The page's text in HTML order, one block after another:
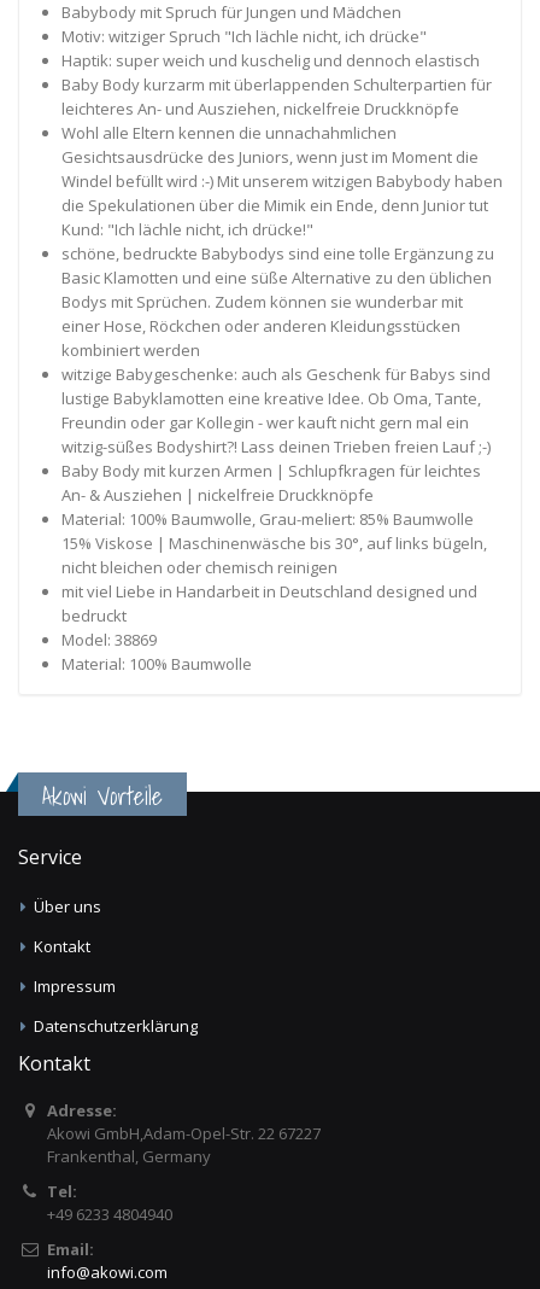
Babybody mit Spruch für Jungen und Mädchen
Motiv: witziger Spruch "Ich lächle nicht, ich drücke"
Haptik: super weich und kuschelig und dennoch elastisch
Baby Body kurzarm mit überlappenden Schulterpartien für
leichteres An- und Ausziehen, nickelfreie Druckknöpfe
Wohl alle Eltern kennen die unnachahmlichen
Gesichtsausdrücke des Juniors, wenn just im Moment die
Windel befüllt wird :-) Mit unserem witzigen Babybody haben
die Spekulationen über die Mimik ein Ende, denn Junior tut
Kund: "Ich lächle nicht, ich drücke!"
schöne, bedruckte Babybodys sind eine tolle Ergänzung zu
Basic Klamotten und eine süße Alternative zu den üblichen
Bodys mit Sprüchen. Zudem können sie wunderbar mit
einer Hose, Röckchen oder anderen Kleidungsstücken
kombiniert werden
witzige Babygeschenke: auch als Geschenk für Babys sind
lustige Babyklamotten eine kreative Idee. Ob Oma, Tante,
Freundin oder gar Kollegin - wer kauft nicht gern mal ein
witzig-süßes Bodyshirt?! Lass deinen Trieben freien Lauf ;-)
Baby Body mit kurzen Armen | Schlupfkragen für leichtes
An- & Ausziehen | nickelfreie Druckknöpfe
Material: 100% Baumwolle, Grau-meliert: 85% Baumwolle
15% Viskose | Maschinenwäsche bis 30°, auf links bügeln,
nicht bleichen oder chemisch reinigen
mit viel Liebe in Handarbeit in Deutschland designed und
bedruckt
Model: 38869
Material: 100% Baumwolle
Akowi Vorteile
Service
Über uns
Kontakt
Impressum
Datenschutzerklärung
Kontakt
Adresse:
Akowi GmbH,Adam-Opel-Str. 22 67227
Frankenthal, Germany
Tel:
+49 6233 4804940
Email:
info@akowi.com